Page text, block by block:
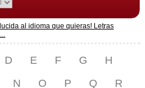
al idioma que quieras! Letras
D E F G
H
N O P Q
R